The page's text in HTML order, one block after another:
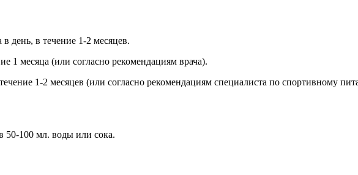
день, в течение 1-2 месяцев.
1 месяца (или согласно рекомендациям врача).
1-2 месяцев (или согласно рекомендациям специалиста по спортивному
50-100 мл. воды или сока.